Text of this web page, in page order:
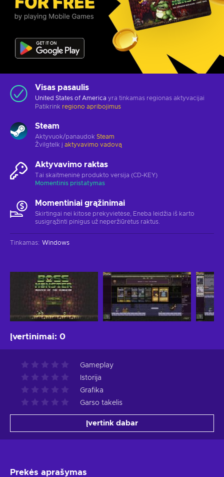
Visas pasaulis
United States of America yra tinkamas regionas aktyvacijai
Patikrink regiono apribojimus
Steam
Aktyvuok/panaudok Steam
Žvilgtelk į aktyvavimo vadovą
Aktyvavimo raktas
Tai skaitmeninė produkto versija (CD-KEY)
Momentinis pristatymas
Momentiniai grąžinimai
Skirtingai nei kitose prekyvietėse, Eneba leidžia iš karto
susigrąžinti pinigus už neperžiūrėtus raktus.
Tinkamas: Windows
Įvertinimai: 0
Gameplay
Istorija
Grafika
Garso takelis
Įvertink dabar
Prekės aprašymas